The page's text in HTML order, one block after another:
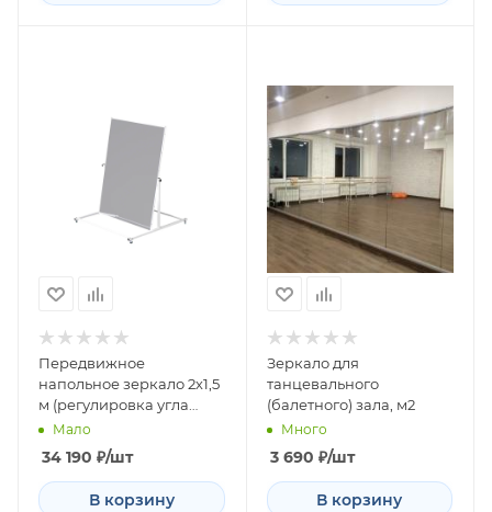
Передвижное
напольное зеркало 2х1,5
м (регулировка угла
наклона)
Мало
34 190 ₽/шт
В корзину
Зеркало для
танцевального
(балетного) зала, м2
Много
3 690 ₽/шт
В корзину